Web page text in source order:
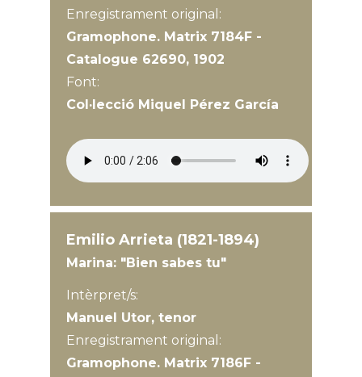
Enregistrament original:
Gramophone. Matrix 7184F -
Catalogue 62690, 1902
Font:
Col·lecció Miquel Pérez García
Emilio Arrieta (1821-1894)
Marina: "Bien sabes tu"
Intèrpret/s:
Manuel Utor, tenor
Enregistrament original:
Gramophone. Matrix 7186F -